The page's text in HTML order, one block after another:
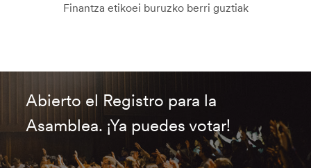
Finantza etikoei buruzko berri guztiak
Abierto el Registro para la
Asamblea. ¡Ya puedes votar!